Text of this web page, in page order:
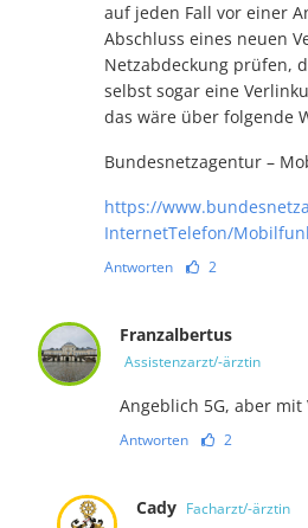
auf jeden Fall vor einer
Abschluss eines neuen
Netzabdeckung prüfen,
selbst sogar eine
das wäre über folgende
Bundesnetzagentur –
https://
InternetTelefon/
Antworten 2
Franzalbertus
Assistenzarzt/-ärztin
Angeblich 5G, aber
Antworten 2
Cady Facharzt/-ärztin